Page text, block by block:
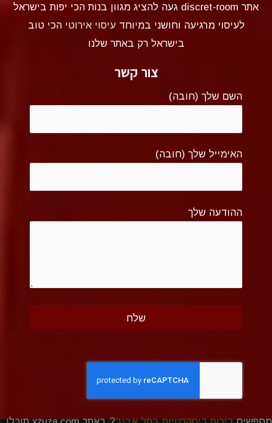
אתר discret-room געה להציג מגוון בנות הכי יפות בישראל
לעיסוי מרגיעה וחושני במיוחדעיסוי אירוטי הכי טוב
בישראל רק באתר שלנו
צור קשר
השם שלך (חובה)
האימייל שלך (חובה)
ההודעה שלך